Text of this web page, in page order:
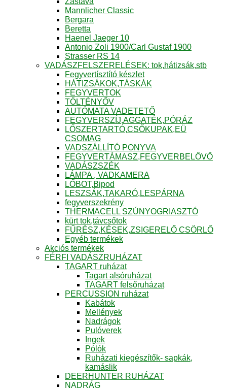
Mannlicher Classic
Bergara
Beretta
Haenel Jaeger 10
Antonio Zoli 1900/Carl Gustaf 1900
Strasser RS 14
VADÁSZFELSZERELÉSEK: tok,hátizsák,stb
Fegyvertísztító készlet
HÁTIZSÁKOK,TÁSKÁK
FEGYVERTOK
TÖLTÉNYŐV
AUTÓMATA VADETETŐ
FEGYVERSZÍJ,AGGATÉK,PÓRÁZ
LŐSZERTARTÓ,CSŐKUPAK,EÜ
CSOMAG
VADSZÁLLÍTÓ PONYVA
FEGYVERTÁMASZ,FEGYVERBELŐVŐ
VADÁSZSZÉK
LÁMPA , VADKAMERA
LŐBOT,Bipod
LESZSÁK,TAKARÓ,LESPÁRNA
fegyverszekrény
THERMACELL SZÚNYOGRIASZTÓ
kürt tok,távcsőtok
FŰRÉSZ,KÉSEK,ZSIGERELŐ CSÖRLŐ
Egyéb termékek
Akciós termékek
FÉRFI VADÁSZRUHÁZAT
TAGART ruházat
Tagart alsóruházat
TAGART felsőruházat
PERCUSSION ruházat
Kabátok
Mellények
Nadrágok
Pulóverek
Ingek
Pólók
Ruházati kiegészítők- sapkák,
kamáslik
DEERHUNTER RUHÁZAT
NADRÁG